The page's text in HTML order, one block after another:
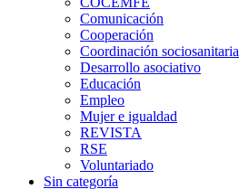
Comunicación
Cooperación
Coordinación sociosanitaria
Desarrollo asociativo
Educación
Empleo
Mujer e igualdad
REVISTA
RSE
Voluntariado
Sin categoría